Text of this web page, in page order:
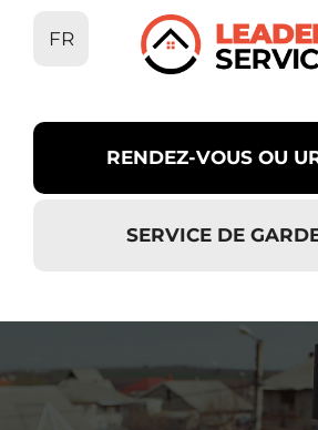
FR
RENDEZ-VOUS OU
SERVICE DE